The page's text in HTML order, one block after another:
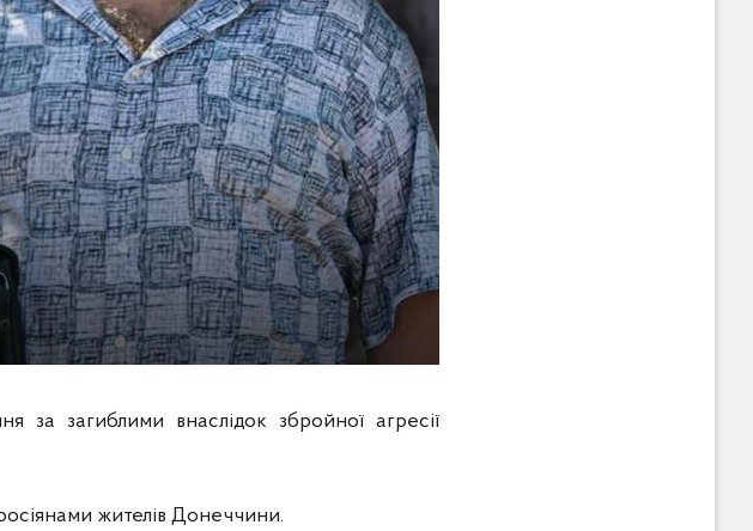
загиблими внаслідок збройної агресії
жителів Донеччини.